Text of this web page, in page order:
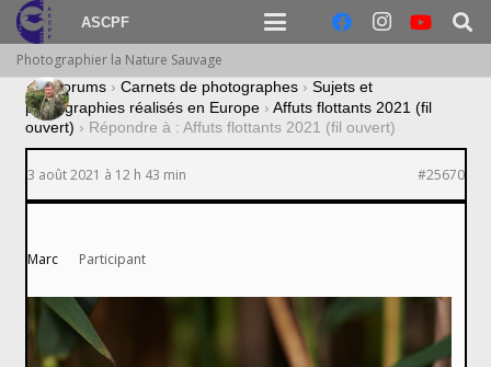
ASCPF
Photographier la Nature Sauvage
› Forums › Carnets de photographes › Sujets et
photographies réalisés en Europe › Affuts flottants 2021 (fil
ouvert) › Répondre à : Affuts flottants 2021 (fil ouvert)
3 août 2021 à 12 h 43 min #25670
Marc Participant